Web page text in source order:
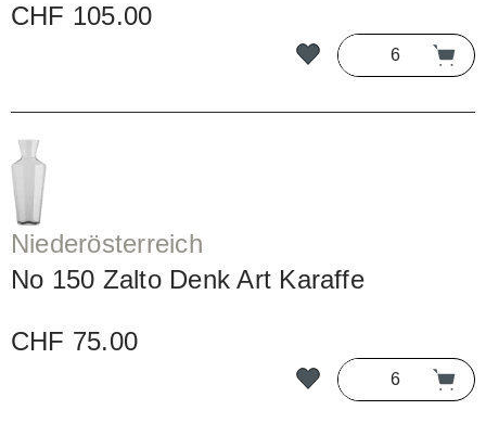
CHF 105.00
Niederösterreich
No 150 Zalto Denk Art Karaffe
CHF 75.00